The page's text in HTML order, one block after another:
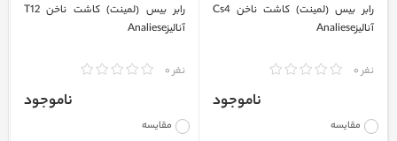
رابر بیس (لمینت) کاشت ناخن Cs4
آنالیزAnaliese
نفر 0
مقایسه
ناموجود
رابر بیس (لمینت) کاشت ناخن T12
آنالیزAnaliese
نفر 0
مقایسه
ناموجود